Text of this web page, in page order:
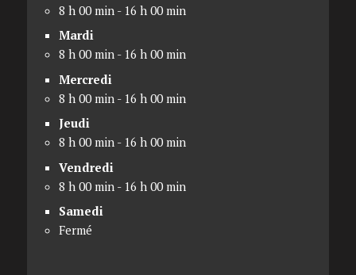
8 h 00 min - 16 h 00 min
Mardi
8 h 00 min - 16 h 00 min
Mercredi
8 h 00 min - 16 h 00 min
Jeudi
8 h 00 min - 16 h 00 min
Vendredi
8 h 00 min - 16 h 00 min
Samedi
Fermé